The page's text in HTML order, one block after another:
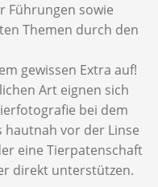
Führungen sowie
Themen durch den
gewissen Extra auf!
Art eignen sich
bei dem
hautnah vor der Linse
eine Tierpatenschaft
direkt unterstützen.